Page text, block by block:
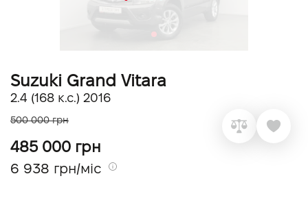
Suzuki Grand Vitara
2.4 (168 к.с.) 2016
500 000 грн
485 000 грн
6 938 грн/міс
Вакансії
VIDI Кар'єра
Контакти